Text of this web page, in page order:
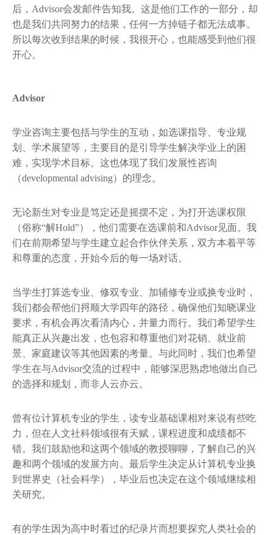
后，Advisor会发邮件告知我。这是他们工作的一部分，却
也是我们共同努力的结果，任何一方掉链子都无法成事。
所以每次收到结果的时候，我很开心，也能感受到他们很
开心。
Advisor
学业咨询主要包括与学生的互动，如选课指导、专业规
划、学术展望等，主要目的是引导学生解决学业上的困
难，实现学术目标。这也体现了我们发展性咨询
（developmental advising）的理念。
无论新生对专业是笃定还是摇摆不定，为打开选课权限
（俗称“解Hold”），他们需要在选课前和Advisor见面。我
们在前期希望与学生建立起合作伙伴关系，双方本着平等
和尊重的态度，开始今后的每一场对话。
当学生打算选专业、修双专业、加辅修专业或换专业时，
我们都会帮他们捋顺大学四年的路径，确保他们知晓课业
要求，有机会再次看清内心，并量力而行。我们希望学生
能真正从兴趣出发，也包容和尊重他们对花销、就业前
景、家庭建议等其他因素的考量。与此同时，我们也希望
学生在与Advisor交流的过程中，能够深思熟虑地做出自己
的选择和规划，而非人云亦云。
曾有位计算机专业的学生，读专业基础课相对来说有些吃
力，但在人文社科领域很有天赋，课程进度和成绩都不
错。我们鼓励他和这两个领域的教授聊聊，了解自己的兴
趣和两个领域的发展方向。最后学生决定从计算机专业换
到世界史（社会科学），毕业后也决定在这个领域继续相
关研究。
有的学生因为高中时看过的纪录片而想要探究人类社会的